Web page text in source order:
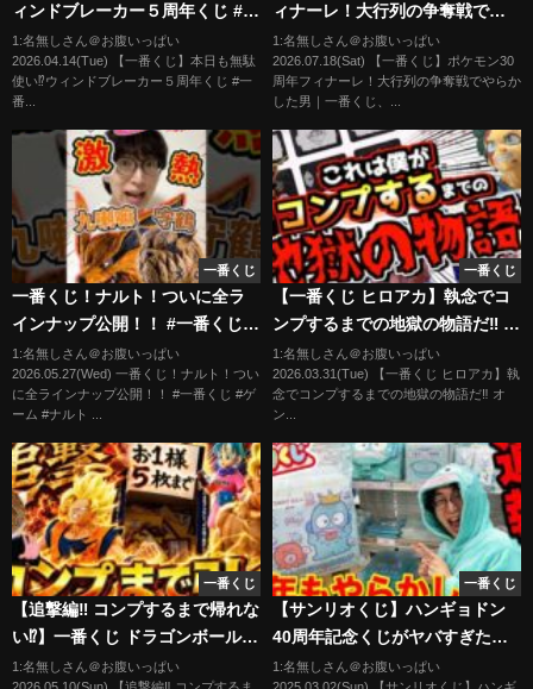
ィンドブレーカー５周年くじ #一
番くじ #windbreaker #ウィンド
ブレーカー
1:名無しさん＠お腹いっぱい
2026.04.14(Tue) 【一番くじ】本日も無駄
使い⁉︎ウィンドブレーカー５周年くじ #一
番...
ィナーレ！大行列の争奪戦でや
らかした男｜一番くじ、一番賞
1:名無しさん＠お腹いっぱい
2026.07.18(Sat) 【一番くじ】ポケモン30
周年フィナーレ！大行列の争奪戦でやらか
した男｜一番くじ、...
一番くじ
一番くじ！ナルト！ついに全ラ
インナップ公開！！ #一番くじ #
ゲーム #ナルト #naruto #くじ
1:名無しさん＠お腹いっぱい
2026.05.27(Wed) 一番くじ！ナルト！つい
に全ラインナップ公開！！ #一番くじ #ゲ
ーム #ナルト ...
一番くじ
【一番くじ ヒロアカ】執念でコ
ンプするまでの地獄の物語だ‼︎ オ
ンラインは本気でヤバすぎた⁉︎ 僕
のヒーローアカデミア 紡がれる
想い 再販売 頑張れデク
1:名無しさん＠お腹いっぱい
2026.03.31(Tue) 【一番くじ ヒロアカ】執
念でコンプするまでの地獄の物語だ‼︎ オ
ン...
一番くじ
【追撃編‼︎ コンプするまで帰れな
い⁉︎】一番くじ ドラゴンボール
THE CHRONICLE OF GOKU 孫
1:名無しさん＠お腹いっぱい
一番くじ
【サンリオくじ】ハンギョドン
40周年記念くじがヤバすぎた。
推しが愛しすぎて完全に壊れた
1:名無しさん＠お腹いっぱい